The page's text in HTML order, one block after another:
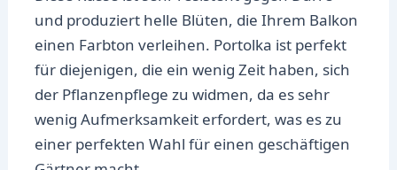
und produziert helle Blüten, die Ihrem Balkon
einen Farbton verleihen. Portolka ist perfekt
für diejenigen, die ein wenig Zeit haben, sich
der Pflanzenpflege zu widmen, da es sehr
wenig Aufmerksamkeit erfordert, was es zu
einer perfekten Wahl für einen geschäftigen